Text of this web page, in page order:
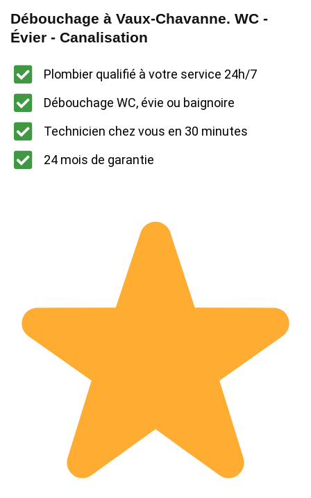
Débouchage à Vaux-Chavanne. WC -
Évier - Canalisation
Plombier qualifié à votre service 24h/7
Débouchage WC, évie ou baignoire
Technicien chez vous en 30 minutes
24 mois de garantie